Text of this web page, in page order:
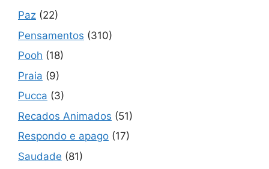
Paz (22)
Pensamentos (310)
Pooh (18)
Praia (9)
Pucca (3)
Recados Animados (51)
Respondo e apago (17)
Saudade (81)